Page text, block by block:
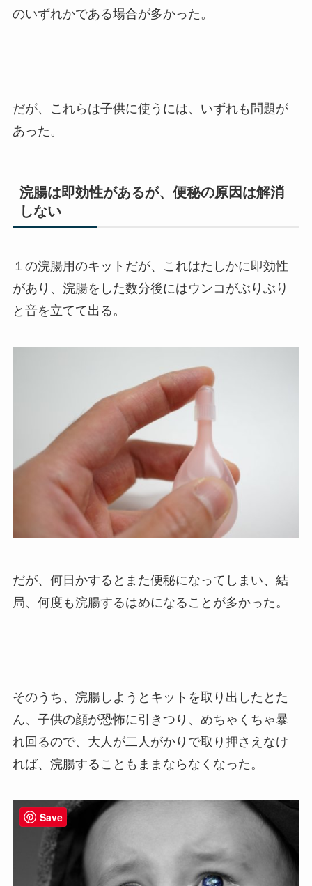
のいずれかである場合が多かった。
だが、これらは子供に使うには、いずれも問題が
あった。
浣腸は即効性があるが、便秘の原因は解消
しない
１の浣腸用のキットだが、これはたしかに即効性
があり、浣腸をした数分後にはウンコがぶりぶり
と音を立てて出る。
だが、何日かするとまた便秘になってしまい、結
局、何度も浣腸するはめになることが多かった。
そのうち、浣腸しようとキットを取り出したとた
ん、子供の顔が恐怖に引きつり、めちゃくちゃ暴
れ回るので、大人が二人がかりで取り押さえなけ
れば、浣腸することもままならなくなった。
Save